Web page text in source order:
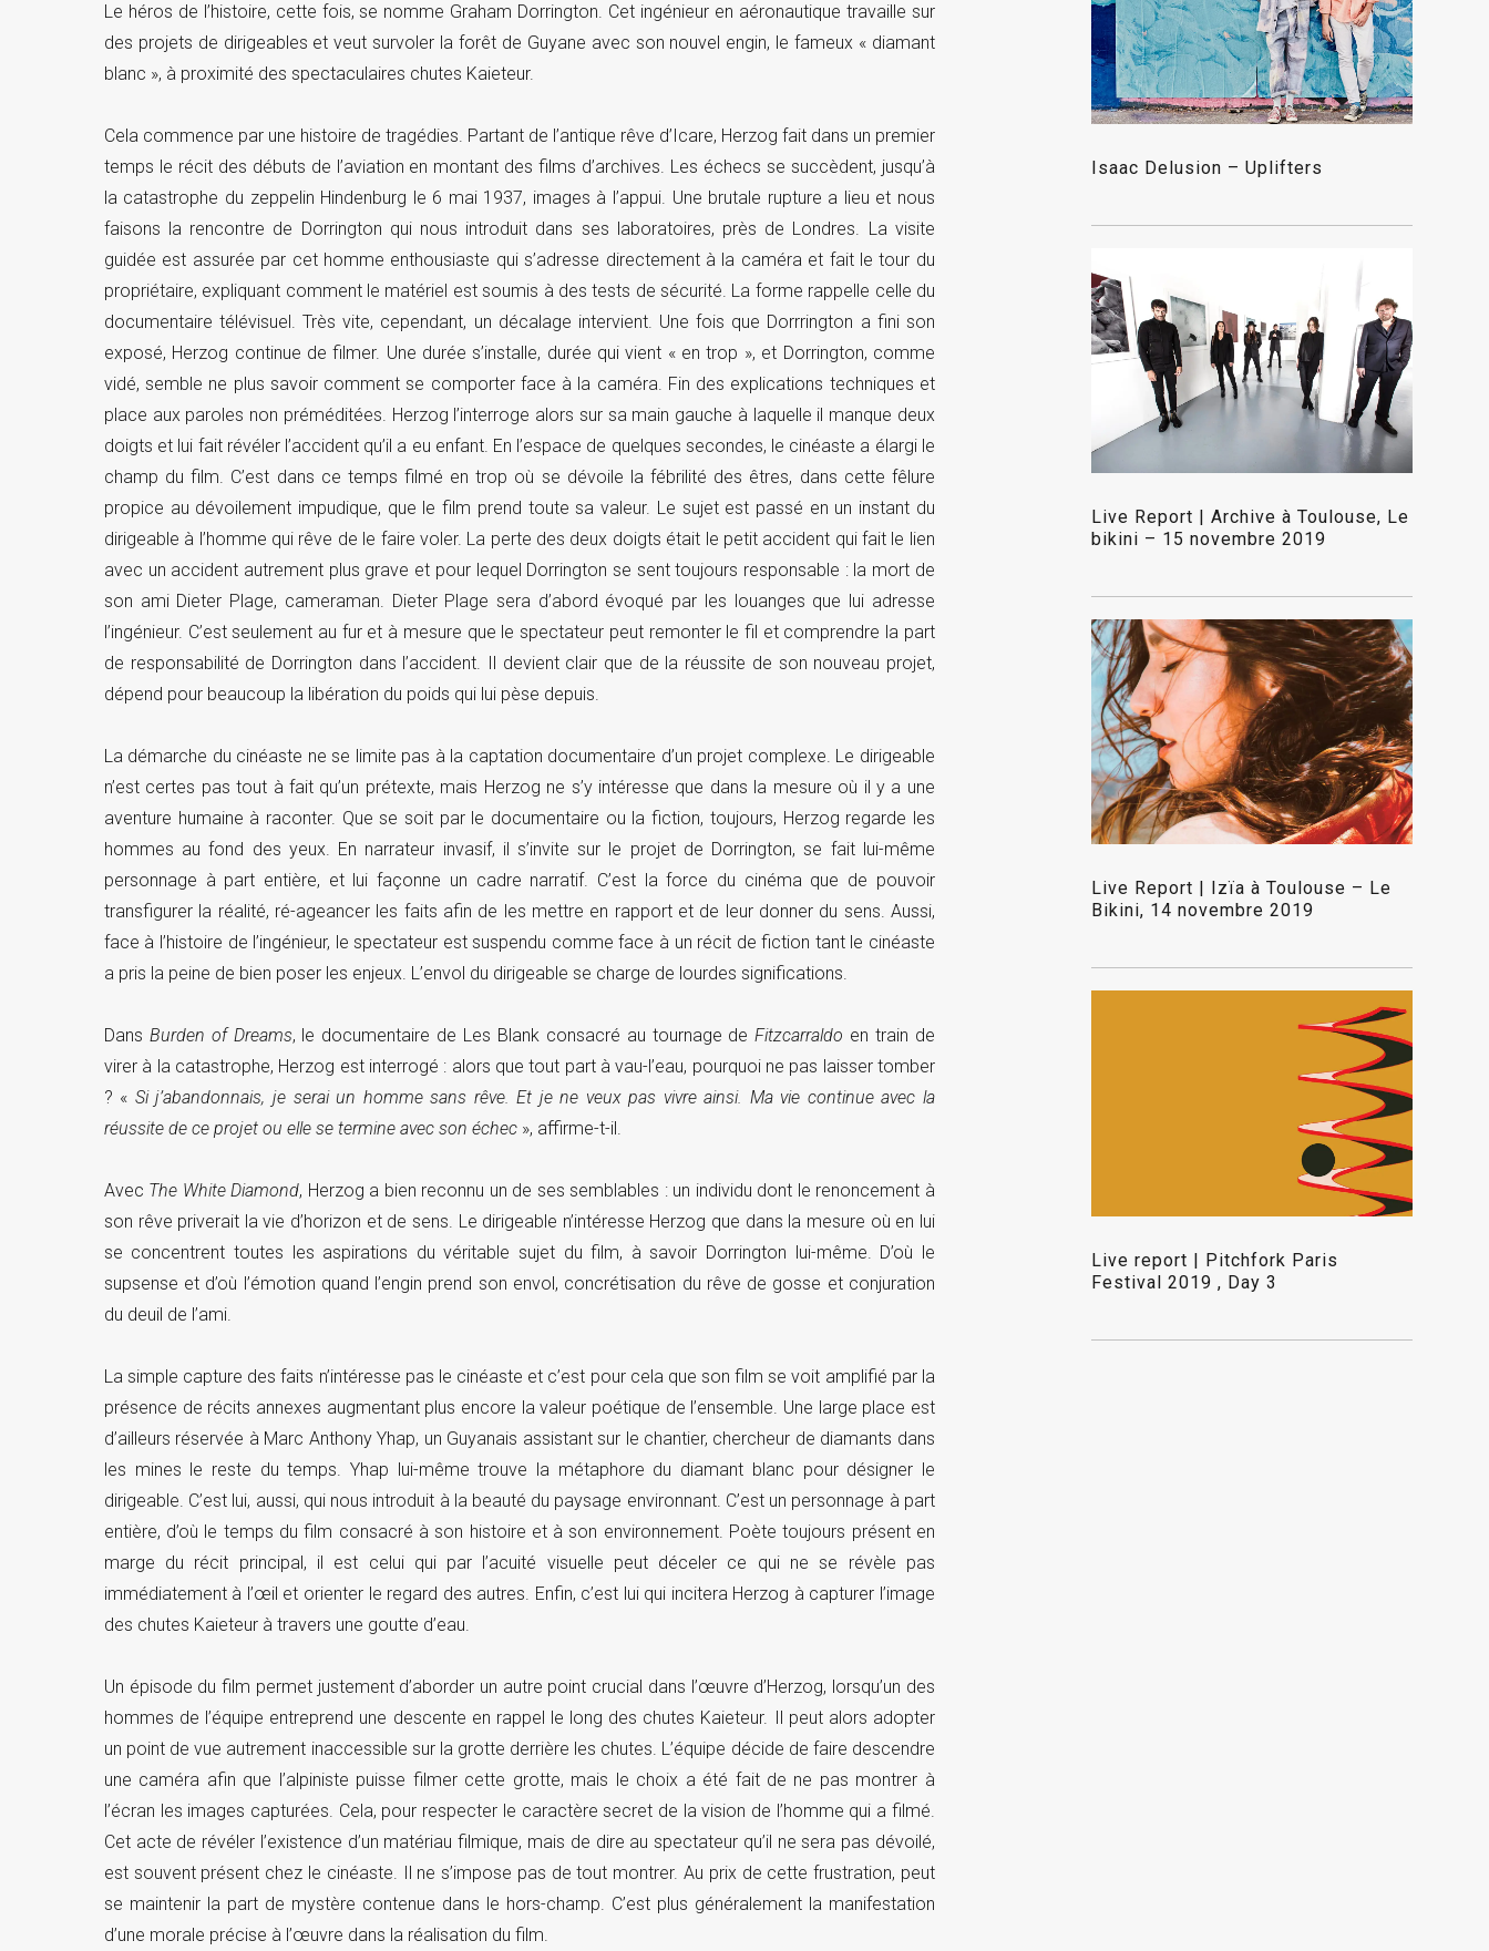
Le héros de l’histoire, cette fois, se nomme Graham Dorrington. Cet ingénieur en aéronautique travaille sur
des projets de dirigeables et veut survoler la forêt de Guyane avec son nouvel engin, le fameux « diamant
blanc », à proximité des spectaculaires chutes Kaieteur.
Cela commence par une histoire de tragédies. Partant de l’antique rêve d’Icare, Herzog fait dans un premier
temps le récit des débuts de l’aviation en montant des films d’archives. Les échecs se succèdent, jusqu’à
la catastrophe du zeppelin Hindenburg le 6 mai 1937, images à l’appui. Une brutale rupture a lieu et nous
faisons la rencontre de Dorrington qui nous introduit dans ses laboratoires, près de Londres. La visite
guidée est assurée par cet homme enthousiaste qui s’adresse directement à la caméra et fait le tour du
propriétaire, expliquant comment le matériel est soumis à des tests de sécurité. La forme rappelle celle du
documentaire télévisuel. Très vite, cependant, un décalage intervient. Une fois que Dorrrington a fini son
exposé, Herzog continue de filmer. Une durée s’installe, durée qui vient « en trop », et Dorrington, comme
vidé, semble ne plus savoir comment se comporter face à la caméra. Fin des explications techniques et
place aux paroles non préméditées. Herzog l’interroge alors sur sa main gauche à laquelle il manque deux
doigts et lui fait révéler l’accident qu’il a eu enfant. En l’espace de quelques secondes, le cinéaste a élargi le
champ du film. C’est dans ce temps filmé en trop où se dévoile la fébrilité des êtres, dans cette fêlure
propice au dévoilement impudique, que le film prend toute sa valeur. Le sujet est passé en un instant du
dirigeable à l’homme qui rêve de le faire voler. La perte des deux doigts était le petit accident qui fait le lien
avec un accident autrement plus grave et pour lequel Dorrington se sent toujours responsable : la mort de
son ami Dieter Plage, cameraman. Dieter Plage sera d’abord évoqué par les louanges que lui adresse
l’ingénieur. C’est seulement au fur et à mesure que le spectateur peut remonter le fil et comprendre la part
de responsabilité de Dorrington dans l’accident. Il devient clair que de la réussite de son nouveau projet,
dépend pour beaucoup la libération du poids qui lui pèse depuis.
La démarche du cinéaste ne se limite pas à la captation documentaire d’un projet complexe. Le dirigeable
n’est certes pas tout à fait qu’un prétexte, mais Herzog ne s’y intéresse que dans la mesure où il y a une
aventure humaine à raconter. Que se soit par le documentaire ou la fiction, toujours, Herzog regarde les
hommes au fond des yeux. En narrateur invasif, il s’invite sur le projet de Dorrington, se fait lui-même
personnage à part entière, et lui façonne un cadre narratif. C’est la force du cinéma que de pouvoir
transfigurer la réalité, ré-ageancer les faits afin de les mettre en rapport et de leur donner du sens. Aussi,
face à l’histoire de l’ingénieur, le spectateur est suspendu comme face à un récit de fiction tant le cinéaste
a pris la peine de bien poser les enjeux. L’envol du dirigeable se charge de lourdes significations.
Dans Burden of Dreams, le documentaire de Les Blank consacré au tournage deFitzcarraldo en train de
virer à la catastrophe, Herzog est interrogé : alors que tout part à vau-l’eau, pourquoi ne pas laisser tomber
? « Si j’abandonnais, je serai un homme sans rêve. Et je ne veux pas vivre ainsi. Ma vie continue avec la
réussite de ce projet ou elle se termine avec son échec», affirme-t-il.
Avec The White Diamond, Herzog a bien reconnu un de ses semblables : un individu dont le renoncement à
son rêve priverait la vie d’horizon et de sens. Le dirigeable n’intéresse Herzog que dans la mesure où en lui
se concentrent toutes les aspirations du véritable sujet du film, à savoir Dorrington lui-même. D’où le
supsense et d’où l’émotion quand l’engin prend son envol, concrétisation du rêve de gosse et conjuration
du deuil de l’ami.
La simple capture des faits n’intéresse pas le cinéaste et c’est pour cela que son film se voit amplifié par la
présence de récits annexes augmentant plus encore la valeur poétique de l’ensemble. Une large place est
d’ailleurs réservée à Marc Anthony Yhap, un Guyanais assistant sur le chantier, chercheur de diamants dans
les mines le reste du temps. Yhap lui-même trouve la métaphore du diamant blanc pour désigner le
dirigeable. C’est lui, aussi, qui nous introduit à la beauté du paysage environnant. C’est un personnage à part
entière, d’où le temps du film consacré à son histoire et à son environnement. Poète toujours présent en
marge du récit principal, il est celui qui par l’acuité visuelle peut déceler ce qui ne se révèle pas
immédiatement à l’œil et orienter le regard des autres. Enfin, c’est lui qui incitera Herzog à capturer l’image
des chutes Kaieteur à travers une goutte d’eau.
Un épisode du film permet justement d’aborder un autre point crucial dans l’œuvre d’Herzog, lorsqu’un des
hommes de l’équipe entreprend une descente en rappel le long des chutes Kaieteur. Il peut alors adopter
un point de vue autrement inaccessible sur la grotte derrière les chutes. L’équipe décide de faire descendre
une caméra afin que l’alpiniste puisse filmer cette grotte, mais le choix a été fait de ne pas montrer à
l’écran les images capturées. Cela, pour respecter le caractère secret de la vision de l’homme qui a filmé.
Cet acte de révéler l’existence d’un matériau filmique, mais de dire au spectateur qu’il ne sera pas dévoilé,
est souvent présent chez le cinéaste. Il ne s’impose pas de tout montrer. Au prix de cette frustration, peut
se maintenir la part de mystère contenue dans le hors-champ. C’est plus généralement la manifestation
d’une morale précise à l’œuvre dans la réalisation du film.
Isaac Delusion – Uplifters
Live Report | Archive à Toulouse, Le
bikini – 15 novembre 2019
Live Report | Izïa à Toulouse – Le
Bikini, 14 novembre 2019
Live report | Pitchfork Paris
Festival 2019 , Day 3